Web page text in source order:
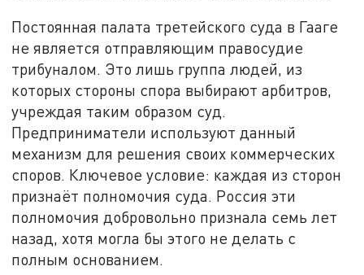
Постоянная палата третейского суда в Гааге
не является отправляющим правосудие
трибуналом. Это лишь группа людей, из
которых стороны спора выбирают арбитров,
учреждая таким образом суд.
Предприниматели используют данный
механизм для решения своих коммерческих
споров. Ключевое условие: каждая из сторон
признаёт полномочия суда. Россия эти
полномочия добровольно признала семь лет
назад, хотя могла бы этого не делать с
полным основанием.